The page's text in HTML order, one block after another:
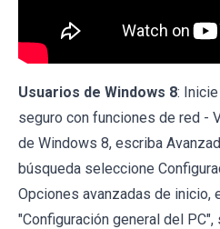
Usuarios de Windows 8:
seguro con funciones de red -
de Windows 8, escriba
búsqueda seleccione
Opciones avanzadas de inicio,
"Configuración general del